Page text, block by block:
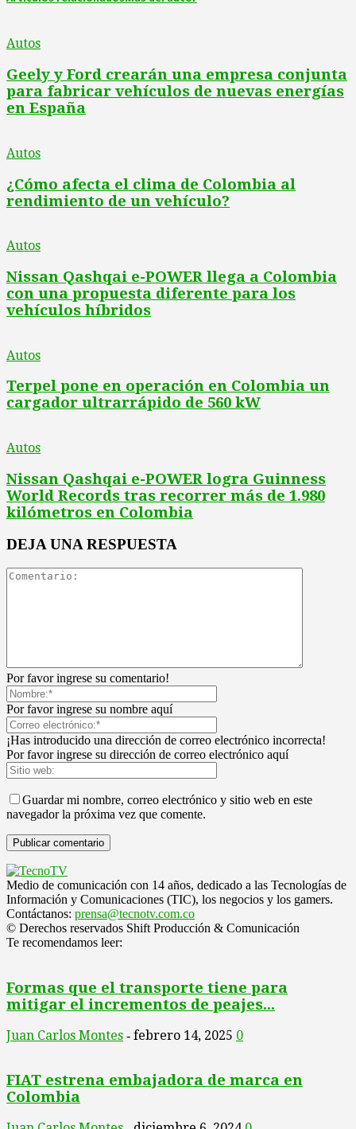
Autos
Geely y Ford crearán una empresa conjunta
para fabricar vehículos de nuevas energías
en España
Autos
¿Cómo afecta el clima de Colombia al
rendimiento de un vehículo?
Autos
Nissan Qashqai e-POWER llega a Colombia
con una propuesta diferente para los
vehículos híbridos
Autos
Terpel pone en operación en Colombia un
cargador ultrarrápido de 560 kW
Autos
Nissan Qashqai e-POWER logra Guinness
World Records tras recorrer más de 1.980
kilómetros en Colombia
DEJA UNA RESPUESTA
Por favor ingrese su comentario!
Por favor ingrese su nombre aquí
¡Has introducido una dirección de correo electrónico incorrecta!
Por favor ingrese su dirección de correo electrónico aquí
Guardar mi nombre, correo electrónico y sitio web en este
navegador la próxima vez que comente.
Medio de comunicación con 14 años, dedicado a las Tecnologías de
Información y Comunicaciones (TIC), los negocios y los gamers.
Contáctanos: prensa@tecnotv.com.co
© Derechos reservados Shift Producción & Comunicación
Te recomendamos leer:
Formas que el transporte tiene para
mitigar el incrementos de peajes...
Juan Carlos Montes - febrero 14, 2025 0
FIAT estrena embajadora de marca en
Colombia